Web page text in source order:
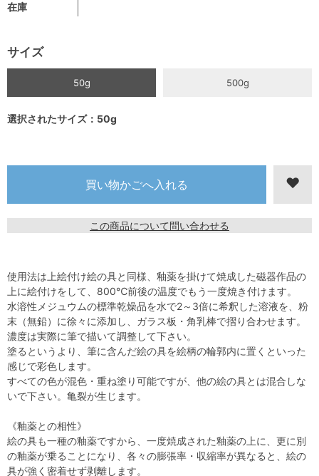
在庫
サイズ
50g 500g
選択されたサイズ：50g
この商品について問い合わせる
使用法は上絵付け絵の具と同様、釉薬を掛けて焼成した磁器作品の
上に絵付けをして、800℃前後の温度でもう一度焼き付けます。
水溶性メジュウムの標準乾燥品を水で2～3倍に希釈した溶液を、粉
末（無鉛）に徐々に添加し、ガラス板・角乳棒で摺り合わせます。
濃度は実際に筆で描いて調整して下さい。
塗るというより、筆に含んだ絵の具を絵柄の輪郭内に置くといった
感じで彩色します。
すべての色が混色・重ね塗り可能ですが、他の絵の具とは混合しな
いで下さい。亀裂が生じます。
《釉薬との相性》
絵の具も一種の釉薬ですから、一度焼成された釉薬の上に、更に別
の釉薬が乗ることになり、各々の膨張率・収縮率が異なると、絵の
具が強く密着せず剥離します。